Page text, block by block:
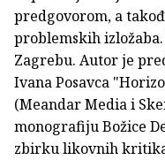
predgovorom, a
problemskih
Zagrebu. Autor je
Ivana Posavca
(Meandar Media i
monografiju Božice
zbirku likovnih